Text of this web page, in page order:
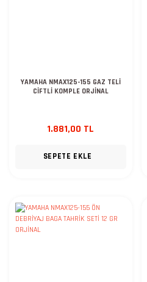
YAMAHA NMAX125-155 GAZ TELİ
CİFTLİ KOMPLE ORJİNAL
1.881,00 TL
SEPETE EKLE